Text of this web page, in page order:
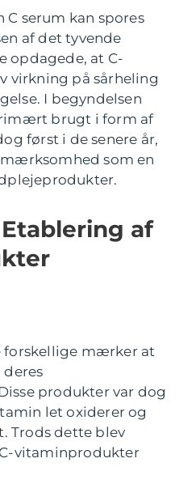
serum kan spores
af det tyvende
opdagede, at C-
virkning på sårheling
I begyndelsen
brugt i form af
først i de senere år,
som en
Etablering af
forskellige mærker at
produkter var dog
let oxiderer og
Trods dette blev
vitaminprodukter